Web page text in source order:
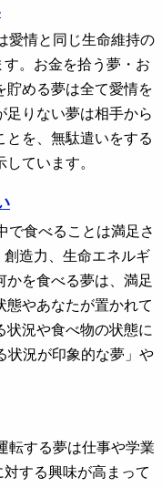
愛情と同じ生命維持の
。お金を拾う夢・お
貯める夢は全て愛情を
足りない夢は相手から
とを、無駄遣いをする
ています。
で食べることは満足さ
造力、生命エネルギ
かを食べる夢は、満足
態やあなたが置かれて
状況や食べ物の状態に
状況が印象的な夢」や
転する夢は仕事や学業
する興味が高まって